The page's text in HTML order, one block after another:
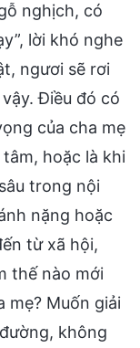
nghịch, có
lời khó nghe
ngươi sẽ rơi
Điều đó có
của cha mẹ
hoặc là khi
trong nội
nặng hoặc
từ xã hội,
thế nào mới
mẹ? Muốn giải
không